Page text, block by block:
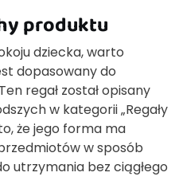
produktu
dziecka, warto
dopasowany do
regał został opisany
w kategorii „Regały
że jego forma ma
w sposób
utrzymania bez ciągłego